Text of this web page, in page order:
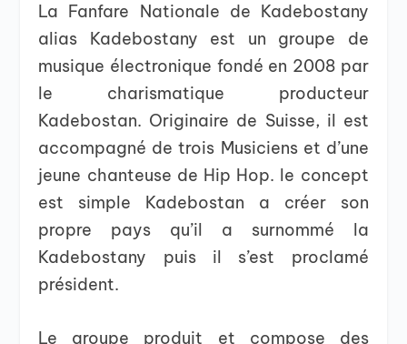
La Fanfare Nationale de Kadebostany
alias Kadebostany est un groupe de
musique électronique fondé en 2008 par
le charismatique producteur
Kadebostan. Originaire de Suisse, il est
accompagné de trois Musiciens et d’une
jeune chanteuse de Hip Hop. le concept
est simple Kadebostan a créer son
propre pays qu’il a surnommé la
Kadebostany puis il s’est proclamé
président.
Le groupe produit et compose des